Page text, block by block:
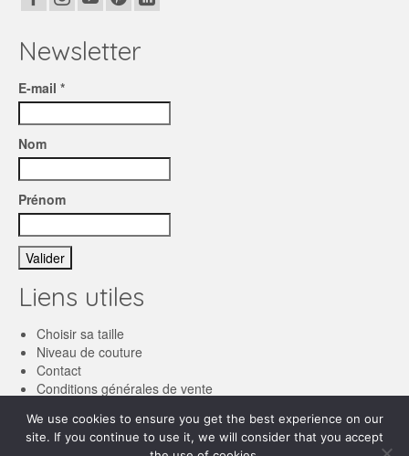
Newsletter
E-mail *
Nom
Prénom
Liens utiles
Choisir sa taille
Niveau de couture
Contact
Conditions générales de vente
We use cookies to ensure you get the best experience on our
site. If you continue to use it, we will consider that you accept